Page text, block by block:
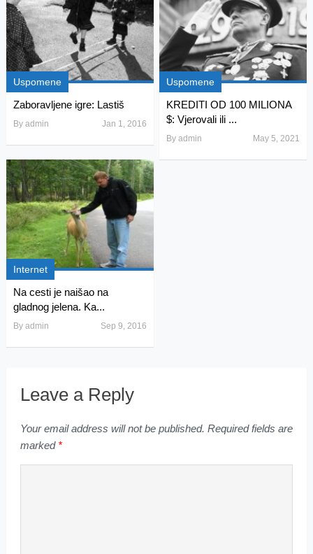
Uspomene
Zaboravljene igre: Lastiš
By admin Jan 1, 2016
Uspomene
KREDITI OD 100 MILIONA
$: Vjerovali ili ...
Byadmin May 5, 2021
Internet
Na cesti je naišao na
gladnog jelena. Ka...
By admin Sep 9, 2016
Leave a Reply
Your email address will not be published. Required fields are
marked *